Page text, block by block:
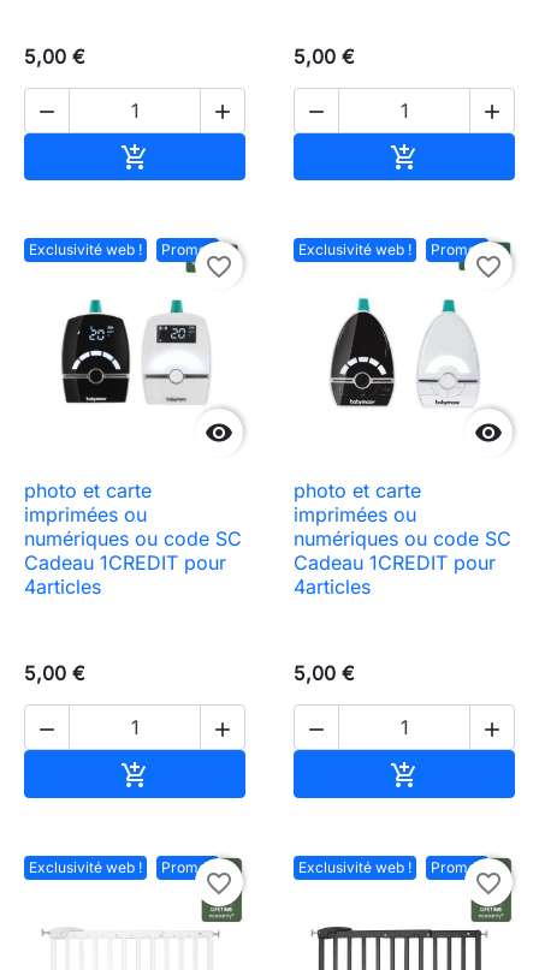
5,00 €
 

5,00 €
 

Exclusivité web ! Promo !

favorite_border
photo et carte
imprimées ou
numériques ou code SC
Cadeau 1CREDIT pour
4articles
5,00 €
 

Exclusivité web ! Promo !

favorite_border
photo et carte
imprimées ou
numériques ou code SC
Cadeau 1CREDIT pour
4articles
5,00 €
 

Exclusivité web ! Promo !
favorite_border
Exclusivité web ! Promo !
favorite_border